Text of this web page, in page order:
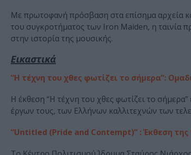
Με πρωτοφανή πρόσβαση στα επίσημα αρχεία
του συγκροτήματος των Iron Maiden, η ταινία
στην ιστορία της μουσικής.
Εικαστικά
“Η τέχνη του χθες φωτίζει το σήμερα”:
Η έκθεση “Η τέχνη του χθες φωτίζει το
έργων τους, των Ελλήνων καλλιτεχνών των
“Untitled (Pride and Contempt)” : Έκθεση